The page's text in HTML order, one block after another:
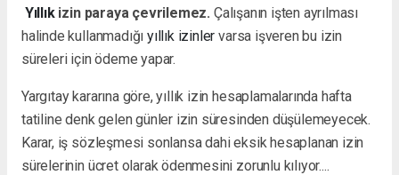
Yıllıkizin paraya çevrilemez. Çalışanın işten ayrılması
halinde kullanmadığı yıllık izinler varsa işveren bu izin
süreleri için ödeme yapar.
Yargıtay kararına göre, yıllık izin hesaplamalarında hafta
tatiline denk gelen günler izin süresinden düşülemeyecek.
Karar, iş sözleşmesi sonlansa dahi eksik hesaplanan izin
sürelerinin ücret olarak ödenmesini zorunlu kılıyor....